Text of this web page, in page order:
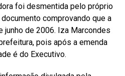
foi desmentida pelo próprio
comprovando que a
junho de 2006. Iza Marcondes
pois após a emenda
é do Executivo.